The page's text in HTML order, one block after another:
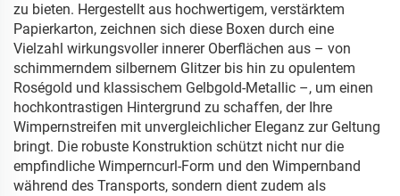
zu bieten. Hergestellt aus hochwertigem, verstärktem
Papierkarton, zeichnen sich diese Boxen durch eine
Vielzahl wirkungsvoller innerer Oberflächen aus – von
schimmerndem silbernem Glitzer bis hin zu opulentem
Roségold und klassischem Gelbgold-Metallic –, um einen
hochkontrastigen Hintergrund zu schaffen, der Ihre
Wimpernstreifen mit unvergleichlicher Eleganz zur Geltung
bringt. Die robuste Konstruktion schützt nicht nur die
empfindliche Wimperncurl-Form und den Wimpernband
während des Transports, sondern dient zudem als